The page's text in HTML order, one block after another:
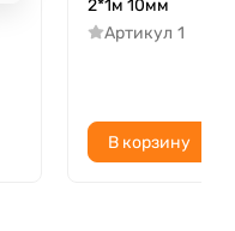
2*1м 10мм
Артикул 1
В корзину